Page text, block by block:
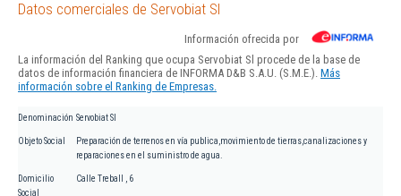
Datos comerciales de Servobiat Sl
Información ofrecida por
La información del Ranking que ocupa Servobiat Sl procede de la base de
datos de información financiera de INFORMA D&B S.A.U. (S.M.E.). Más
información sobre el Ranking de Empresas.
Denominación Servobiat Sl
Objeto Social
Preparación de terrenos en vía publica,movimiento de tierras,canalizaciones y
reparaciones en el suministro de agua.
Domicilio
Social
Calle Treball , 6